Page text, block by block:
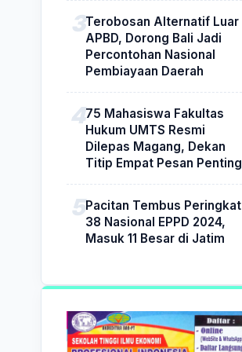
Terobosan Alternatif Luar
APBD, Dorong Bali Jadi
Percontohan Nasional
Pembiayaan Daerah
75 Mahasiswa Fakultas
Hukum UMTS Resmi
Dilepas Magang, Dekan
Titip Empat Pesan Penting
Pacitan Tembus Peringkat
38 Nasional EPPD 2024,
Masuk 11 Besar di Jatim